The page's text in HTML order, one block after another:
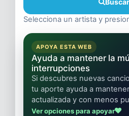
Selecciona un artista y
APOYA ESTA WEB
Ayuda a mantener la
interrupciones
Si descubres nuevas
tu aporte ayuda a
actualizada y con menos
Ver opciones para apoyar